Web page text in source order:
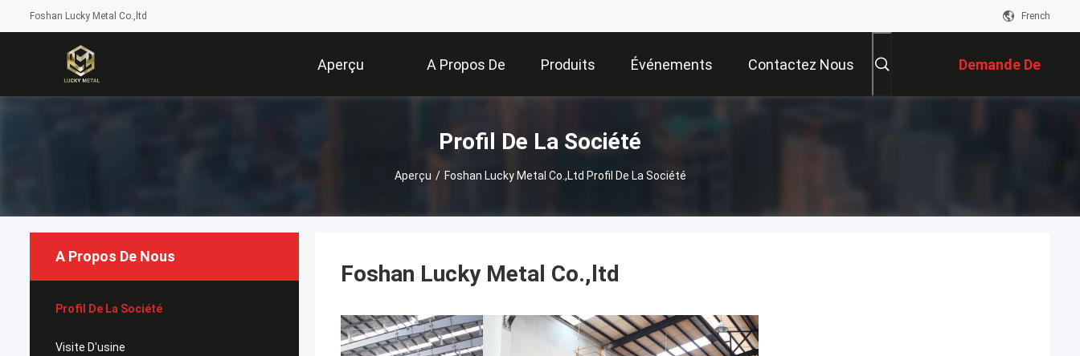
Foshan Lucky Metal Co.,ltd French
Aperçu A Propos De
Nous
Produits Événements Contactez Nous Demande De
Soumission
Profil De La Société
Aperçu / Foshan Lucky Metal Co.,ltd Profil De La Société
A Propos De Nous
Profil De La Société
Visite D'usine
Foshan Lucky Metal Co.,ltd